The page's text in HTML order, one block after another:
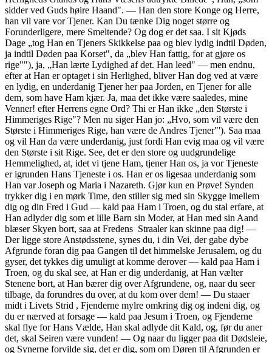
sidder ved Guds høire Haand". — Han den store Konge og Herre,
han vil vare vor Tjener. Kan Du tænke Dig noget større og
Forunderligere, mere Smeltende? Og dog er det saa. I sit Kjøds
Dage „tog Han en Tjeners Skikkelse paa og blev lydig indtil Døden,
ja indtil Døden paa Korset", da „blev Han fattig, for at gjøre os
rige""), ja, „Han lærte Lydighed af det. Han leed" — men endnu,
efter at Han er optaget i sin Herlighed, bliver Han dog ved at være
en lydig, en underdanig Tjener her paa Jorden, en Tjener for alle
dem, som have Ham kjær. Ja, maa det ikke være saaledes, mine
Venner! efter Herrens egne Ord? Thi er Han ikke „den Største i
Himmeriges Rige"? Men nu siger Han jo: „Hvo, som vil være den
Største i Himmeriges Rige, han være de Andres Tjener"'). Saa maa
og vil Han da være underdanig, just fordi Han evig maa og vil være
den Største i sit Rige. See, det er den store og uudgrundelige
Hemmelighed, at, idet vi tjene Ham, tjener Han os, ja vor Tjeneste
er igrunden Hans Tjeneste i os. Han er os ligesaa underdanig som
Han var Joseph og Maria i Nazareth. Gjør kun en Prøve! Synden
trykker dig i en mørk Time, den stiller sig med sin Skygge imellem
dig og din Fred i Gud — kald paa Ham i Troen, og du stal erfare, at
Han adlyder dig som et lille Barn sin Moder, at Han med sin Aand
blæser Skyen bort, saa at Fredens Straaler kan skinne paa dig! —
Der ligge store Anstødsstene, synes du, i din Vei, der gabe dybe
Afgrunde foran dig paa Gangen til det himmelske Jerusalem, og du
gyser, det tykkes dig umuligt at komme derover — kald paa Ham i
Troen, og du skal see, at Han er dig underdanig, at Han vælter
Stenene bort, at Han bærer dig over Afgrundene, og, naar du seer
tilbage, da forundres du over, at du kom over dem! — Du staaer
midt i Livets Strid , Fjenderne mylre omkring dig og indeni dig, og
du er nærved at forsage — kald paa Jesum i Troen, og Fjenderne
skal flye for Hans Vælde, Han skal adlyde dit Kald, og, før du aner
det, skal Seiren være vunden! — Og naar du ligger paa dit Dødsleie,
og Synerne forvilde sig, det er dig, som om Døren til Afgrunden er